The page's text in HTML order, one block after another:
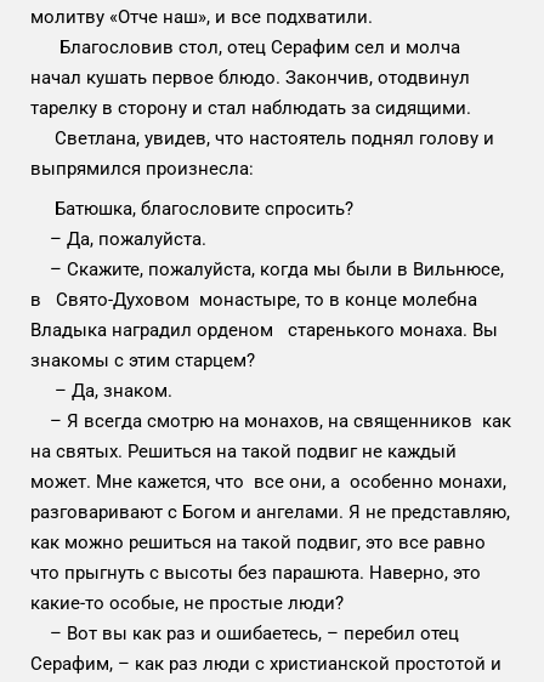
молитву «Отче наш», и все подхватили.
Благословив стол, отец Серафим сел и молча
начал кушать первое блюдо. Закончив, отодвинул
тарелку в сторону и стал наблюдать за сидящими.
Светлана, увидев, что настоятель поднял голову и
выпрямился произнесла:
Батюшка, благословите спросить?
– Да, пожалуйста.
– Скажите, пожалуйста, когда мы были в Вильнюсе,
в Свято-Духовом монастыре, то в конце молебна
Владыка наградил орденом старенького монаха. Вы
знакомы с этим старцем?
– Да, знаком.
– Я всегда смотрю на монахов, на священников как
на святых. Решиться на такой подвиг не каждый
может. Мне кажется, что все они, а особенно монахи,
разговаривают с Богом и ангелами. Я не представляю,
как можно решиться на такой подвиг, это все равно
что прыгнуть с высоты без парашюта. Наверно, это
какие-то особые, не простые люди?
– Вот вы как раз и ошибаетесь, – перебил отец
Серафим, – как раз люди с христианской простотой и